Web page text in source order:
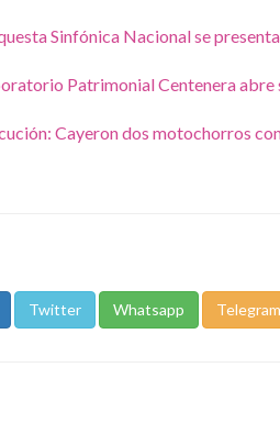
Sinfónica Nacional se
Patrimonial Centenera abre
Cayeron dos motochorros
Twitter Whatsapp Telegram